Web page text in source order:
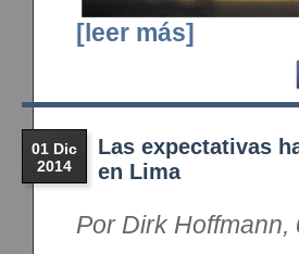
[leer más]
01 Dic
2014
Las expectativas
en Lima
Por Dirk